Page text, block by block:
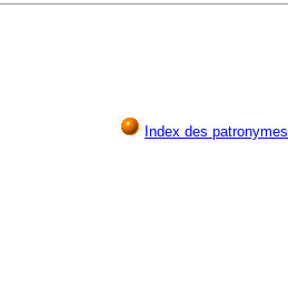
Index des patronymes